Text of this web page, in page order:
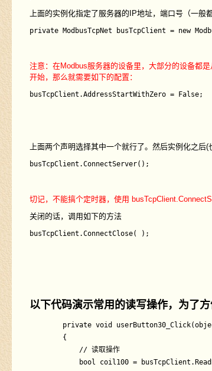
上面的实例化指定了服务器的IP地址，端口号（一般
注意：在Modbus服务器的设备里，大部分的设备都
开始，那么就需要如下的配置：
上面两个声明选择其中一个就行了。然后实例化之后
切记，不能搞个定时器，使用
关闭的话，调用如下的方法
以下代码演示常用的读写操作，为了
private void
        {
            // 读取操作
bool coil100 =